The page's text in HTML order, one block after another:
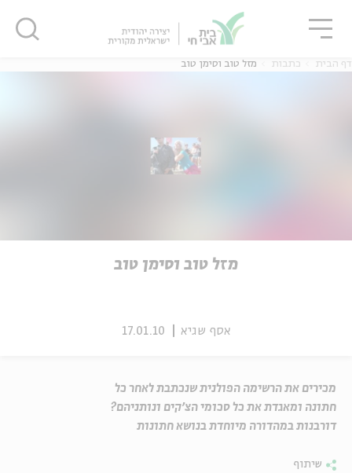
אנגלית
דף הבית כתבות מזל טוב וסימן טוב
מזל טוב וסימן טוב
אסף שגיא 17.01.10
מכירים את הרשימה הפולנית שנכתבת לאחר כל
חתונה ומאגדת את כל סכומי הצ'קים ונותניהם?
דורבנות במהדורה מיוחדת בנושא חתונות
שיתוף
סגור